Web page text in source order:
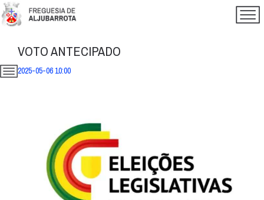
VOTO ANTECIPADO
2025-05-06 10:00